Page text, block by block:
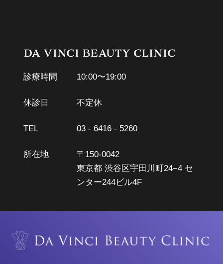
DA VINCI BEAUTY CLINIC
診療時間 10:00〜19:00
休診日 不定休
TEL 03 - 6416 - 5260
所在地
〒150-0042
東京都 渋谷区宇田川町24−4 セ
ンター244ビル4F